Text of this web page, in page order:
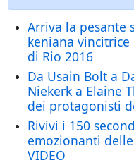
Arriva la pesante
keniana
di Rio 2016
Da Usain Bolt a
Niekerk a Elaine
dei protagonisti
Rivivi i 150
emozionanti
VIDEO